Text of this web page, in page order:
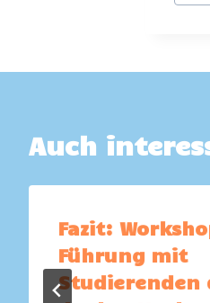
Auch
Fazit:
Führung mit
Studierenden